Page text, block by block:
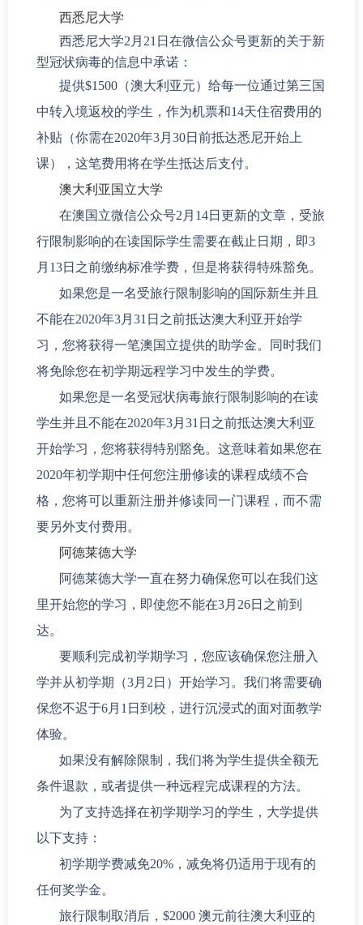
西悉尼大学
西悉尼大学2月21日在微信公众号更新的关于新
型冠状病毒的信息中承诺：
提供$1500（澳大利亚元）给每一位通过第三国
中转入境返校的学生，作为机票和14天住宿费用的
补贴（你需在2020年3月30日前抵达悉尼开始上
课），这笔费用将在学生抵达后支付。
澳大利亚国立大学
在澳国立微信公众号2月14日更新的文章，受旅
行限制影响的在读国际学生需要在截止日期，即3
月13日之前缴纳标准学费，但是将获得特殊豁免。
如果您是一名受旅行限制影响的国际新生并且
不能在2020年3月31日之前抵达澳大利亚开始学
习，您将获得一笔澳国立提供的助学金。同时我们
将免除您在初学期远程学习中发生的学费。
如果您是一名受冠状病毒旅行限制影响的在读
学生并且不能在2020年3月31日之前抵达澳大利亚
开始学习，您将获得特别豁免。这意味着如果您在
2020年初学期中任何您注册修读的课程成绩不合
格，您将可以重新注册并修读同一门课程，而不需
要另外支付费用。
阿德莱德大学
阿德莱德大学一直在努力确保您可以在我们这
里开始您的学习，即使您不能在3月26日之前到
达。
要顺利完成初学期学习，您应该确保您注册入
学并从初学期（3月2日）开始学习。我们将需要确
保您不迟于6月1日到校，进行沉浸式的面对面教学
体验。
如果没有解除限制，我们将为学生提供全额无
条件退款，或者提供一种远程完成课程的方法。
为了支持选择在初学期学习的学生，大学提供
以下支持：
初学期学费减免20%，减免将仍适用于现有的
任何奖学金。
旅行限制取消后，$2000 澳元前往澳大利亚的